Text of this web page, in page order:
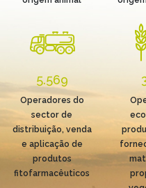
5.569
Operadores do
sector de
distribuição, venda
e aplicação de
produtos
fitofarmacêuticos